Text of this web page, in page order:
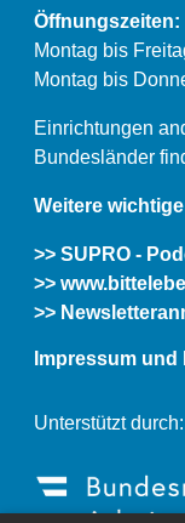
Öffnungszeiten:
Montag bis
Montag bis
Einrichtungen
Bundesländer
Weitere
>> SUPRO -
>>
>>
Impressum
Unterstützt durch: